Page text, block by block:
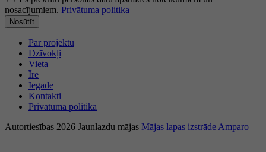
nosacījumiem. Privātuma politika
Nosūtīt
Par projektu
Dzīvokļi
Vieta
Īre
Iegāde
Kontakti
Privātuma politika
Autortiesības 2026 Jaunlazdu mājas Mājas lapas izstrāde Amparo